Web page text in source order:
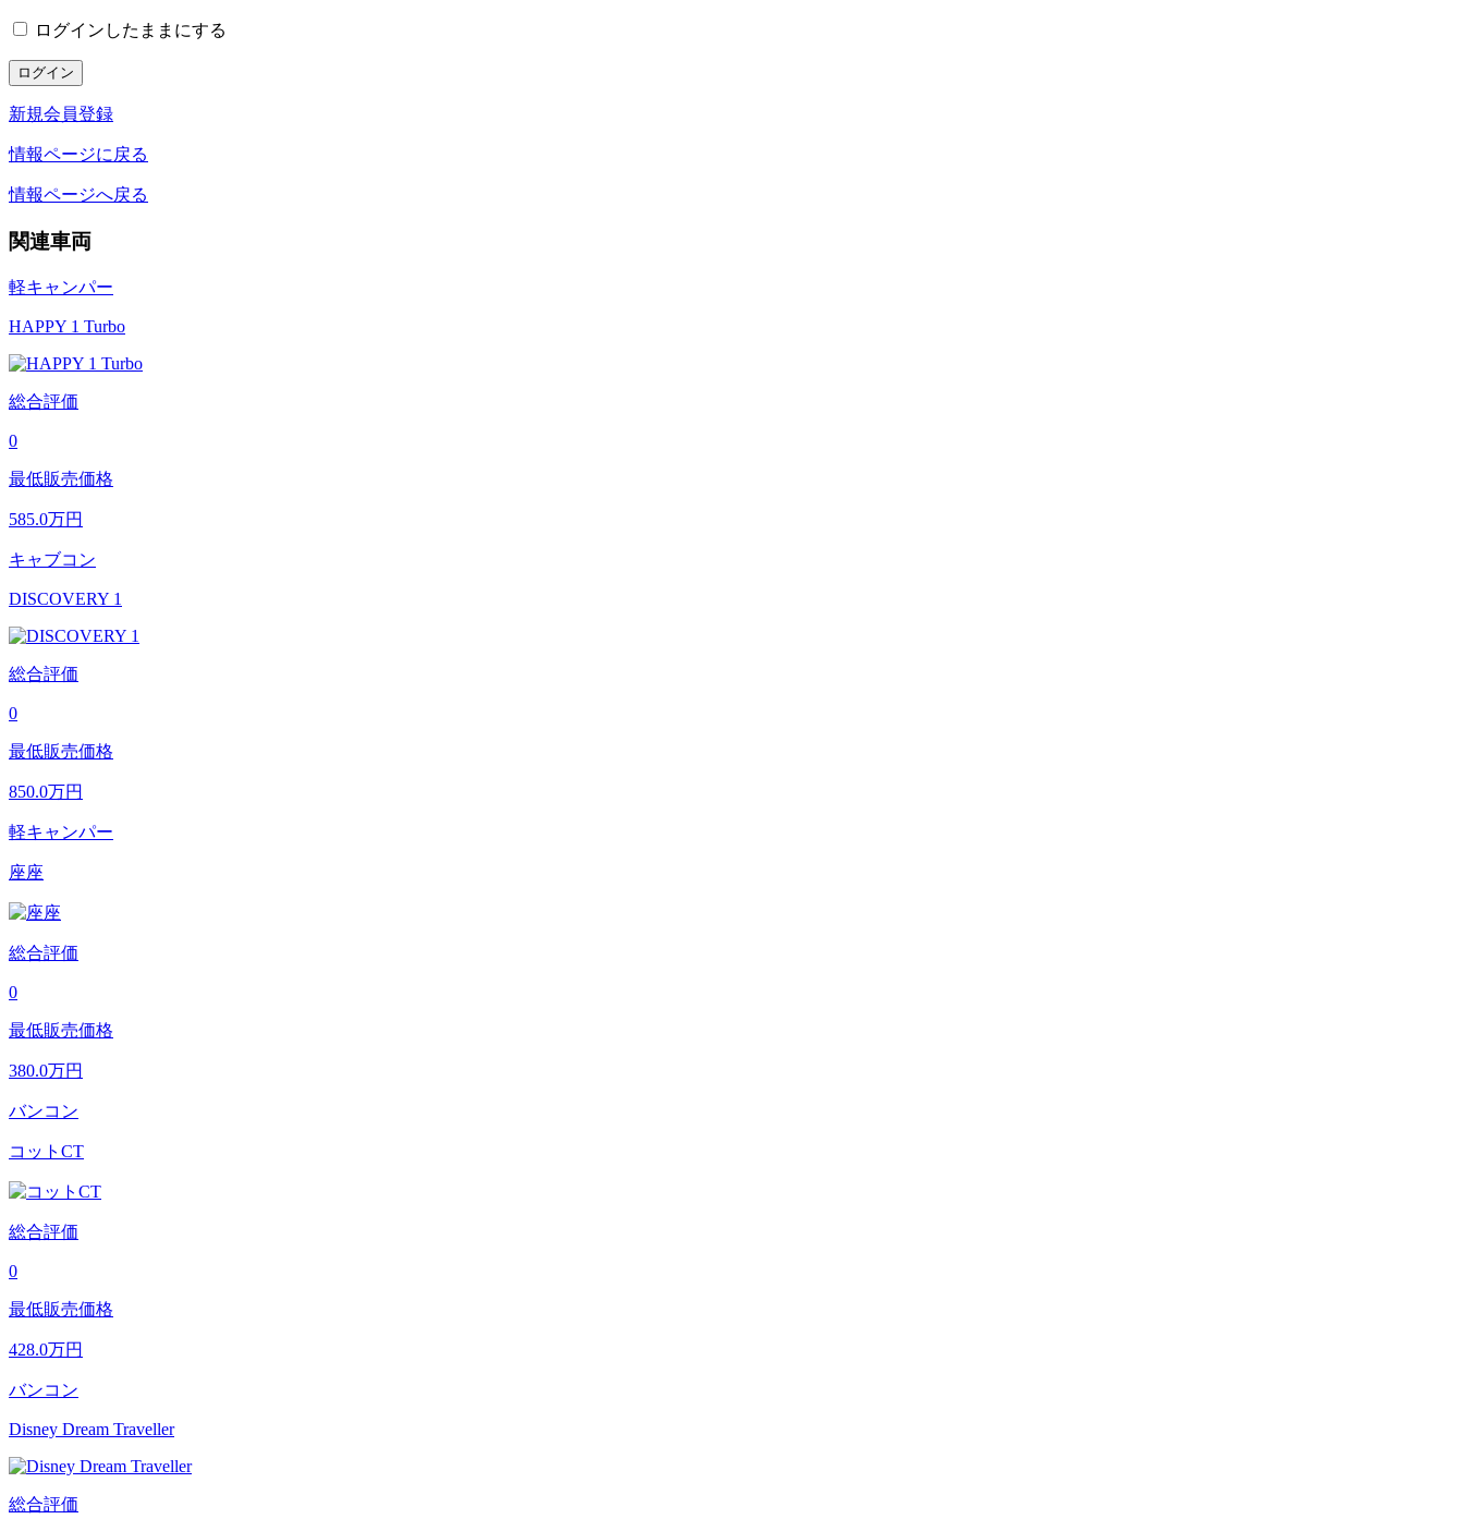
ログインしたままにする
新規会員登録
情報ページに戻る
情報ページへ戻る
関連車両
軽キャンパー
HAPPY 1 Turbo
総合評価
0
最低販売価格
585.0万円
キャブコン
DISCOVERY 1
総合評価
0
最低販売価格
850.0万円
軽キャンパー
座座
総合評価
0
最低販売価格
380.0万円
バンコン
コットCT
総合評価
0
最低販売価格
428.0万円
バンコン
Disney Dream Traveller
総合評価